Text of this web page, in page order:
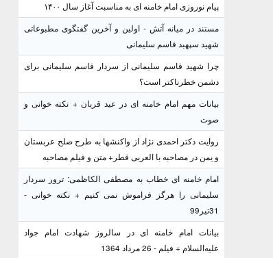
پیام نوروزی امام خامنه ای به مناسبت آغاز سال ۱۴۰۰
مستند در میانه آتش - اولین و آخرین گفتگوی مطبوعاتی
شهید سپهبد قاسم سلیمانی
چرا شهید قاسم سلیمانی از سردار قاسم سلیمانی برای
دشمن خطرناکتر است؟
بیانات مهم امام خامنه ای در عید قربان + نکته خوانی و
صوت
روایت دکتر احمدی نژاد از واکنشها به طرح صلح عربستان
و یمن در مصاحبه با العربی قطر+ متن و فیلم مصاحبه
امام خامنه ای خطاب به مصطفی الکاظمی: ترور سردار
سلیمانی را هرگز فراموش نمی کنیم + نکته خوانی -
31تیر99
بیانات امام خامنه ای در سالروز شهادت امام جواد
علیه‌السلام + فیلم - 26 مرداد 1364